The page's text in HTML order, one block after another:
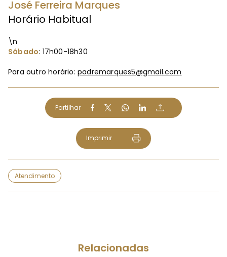
José Ferreira Marques
Horário Habitual
\n
Sábado: 17h00-18h30
Para outro horário: padremarques5@gmail.com
Partilhar
Imprimir
Atendimento
Relacionadas